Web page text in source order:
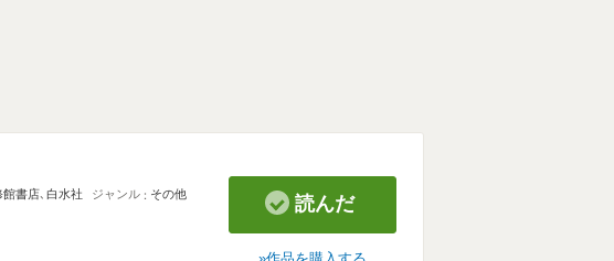
館書店､ 白水社 ジャンル その他 読んだ